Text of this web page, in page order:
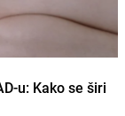
u: Kako se širi